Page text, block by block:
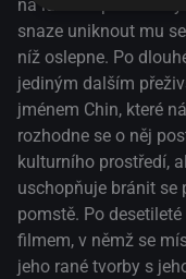
na luxusní
snaze uniknout mu
níž oslepne. Po
jediným dalším
jménem Chin, které
rozhodne se o něj
kulturního prostředí,
uschopňuje bránit se
pomstě. Po
filmem, v němž se
jeho rané tvorby s